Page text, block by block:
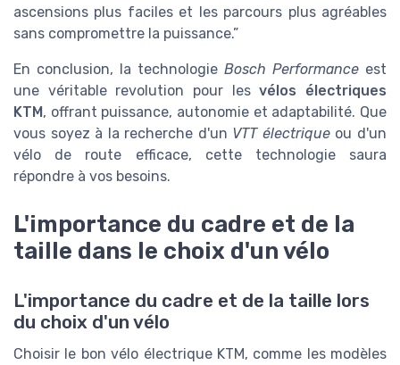
ascensions plus faciles et les parcours plus agréables
sans compromettre la puissance.”
En conclusion, la technologie Bosch Performance est
une véritable revolution pour lesvélos électriques
KTM, offrant puissance, autonomie et adaptabilité. Que
vous soyez à la recherche d'un VTT électriqueou d'un
vélo de route efficace, cette technologie saura
répondre à vos besoins.
L'importance du cadre et de la
taille dans le choix d'un vélo
L'importance du cadre et de la taille lors
du choix d'un vélo
Choisir le bon vélo électrique KTM, comme les modèles